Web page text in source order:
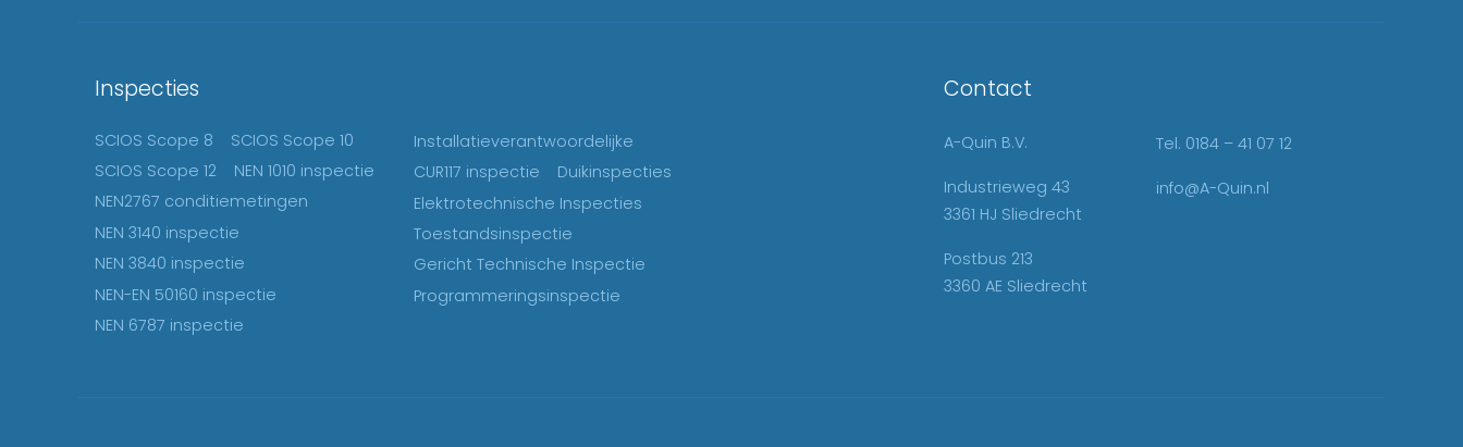
Inspecties
SCIOS Scope 8
SCIOS Scope 10
SCIOS Scope 12
NEN 1010 inspectie
NEN2767 conditiemetingen
NEN 3140 inspectie
NEN 3840 inspectie
NEN-EN 50160 inspectie
NEN 6787 inspectie
Installatieverantwoordelijke
CUR117 inspectie
Duikinspecties
Elektrotechnische Inspecties
Toestandsinspectie
Gericht Technische Inspectie
Programmeringsinspectie
Contact
A-Quin B.V.
Industrieweg 43
3361 HJ Sliedrecht
Postbus 213
3360 AE Sliedrecht
Tel. 0184 – 41 07 12
info@A-Quin.nl